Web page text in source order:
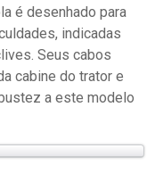
é desenhado para
indicadas
Seus cabos
cabine do trator e
a este modelo